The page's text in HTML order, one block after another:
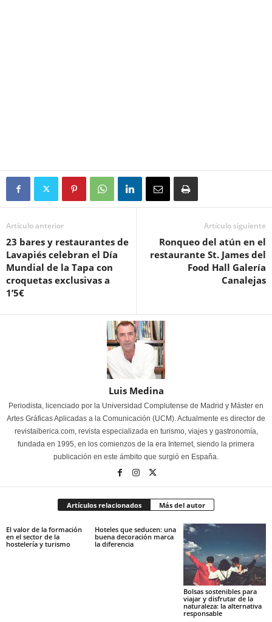
Artículo anterior
23 bares y restaurantes de
Lavapiés celebran el Día
Mundial de la Tapa con
croquetas exclusivas a
1’5€
Artículo siguiente
Ronqueo del atún en el
restaurante St. James del
Food Hall Galería
Canalejas
Luis Medina
Periodista, licenciado por la Universidad Complutense de Madrid y Máster en
Artes Gráficas Aplicadas a la Comunicación (UCM). Actualmente es director de
revistaiberica.com, revista especializada en turismo, viajes y gastronomía,
fundada en 1995, en los comienzos de la era Internet, siendo la primera
publicación en este ámbito que surgió en España.
Artículos relacionados Más del autor
El valor de la formación
en el sector de la
hostelería y turismo
Hoteles que seducen: una
buena decoración marca
la diferencia
Bolsas sostenibles para
viajar y disfrutar de la
naturaleza: la alternativa
responsable